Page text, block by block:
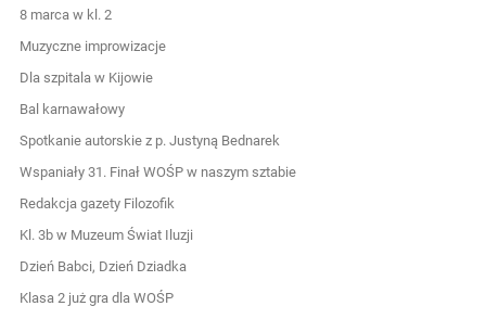
8 marca w kl. 2
Muzyczne improwizacje
Dla szpitala w Kijowie
Bal karnawałowy
Spotkanie autorskie z p. Justyną Bednarek
Wspaniały 31. Finał WOŚP w naszym sztabie
Redakcja gazety Filozofik
Kl. 3b w Muzeum Świat Iluzji
Dzień Babci, Dzień Dziadka
Klasa 2 już gra dla WOŚP